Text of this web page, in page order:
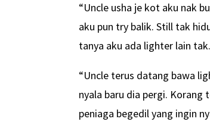
“Uncle usha je kot aku nak
aku pun try balik. Still tak
tanya aku ada lighter lain tak.
“Uncle terus datang bawa
nyala baru dia pergi. Korang
peniaga begedil yang ingin